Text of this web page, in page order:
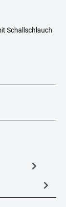
Schallschlauch